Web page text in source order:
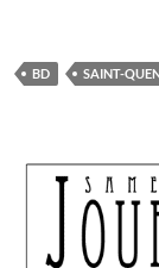
BD SAINT-